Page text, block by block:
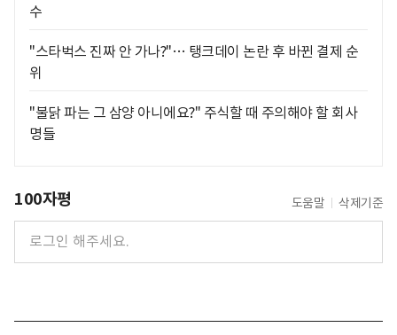
수
"스타벅스 진짜 안 가나?"… 탱크데이 논란 후 바뀐 결제 순
위
"불닭 파는 그 삼양 아니에요?" 주식할 때 주의해야 할 회사
명들
100자평 도움말 삭제기준